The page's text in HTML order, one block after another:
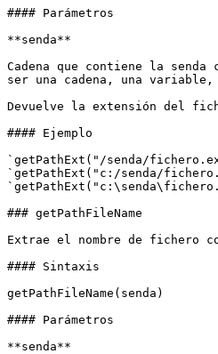
#### Parámetros
**senda**
Cadena que contiene la
ser una cadena, una
Devuelve la extensión del
#### Ejemplo
`getPathExt("/senda/
`getPathExt("c:/senda/
### getPathFileName
Extrae el nombre de fichero
#### Sintaxis
getPathFileName(senda)
#### Parámetros
**senda**